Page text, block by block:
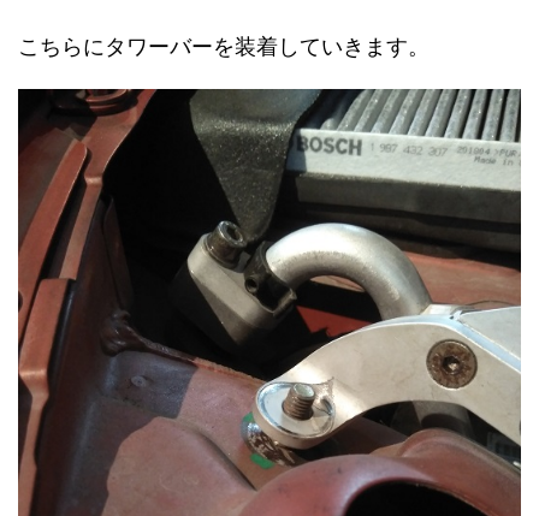
こちらにタワーバーを装着していきます。